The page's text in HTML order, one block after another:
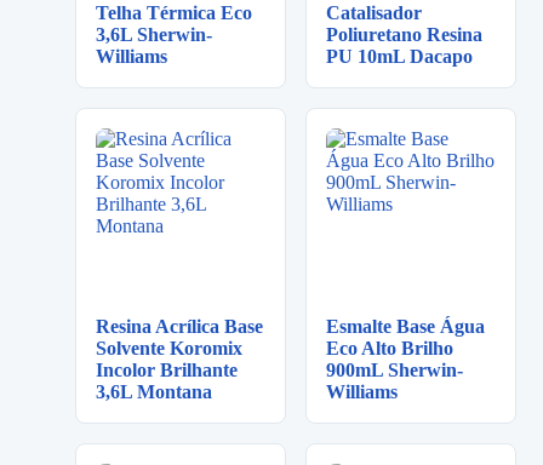
Telha Térmica Eco
3,6L Sherwin-
Williams
Catalisador
Poliuretano Resina
PU 10mL Dacapo
Resina Acrílica Base
Solvente Koromix
Incolor Brilhante
3,6L Montana
Esmalte Base Água
Eco Alto Brilho
900mL Sherwin-
Williams